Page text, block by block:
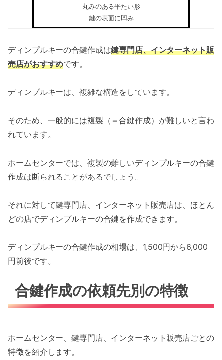
丸みのある平たい形
鍵の表面に凹み
ディンプルキーの合鍵作成は鍵専門店、インターネット販
売店がおすすめです。
ディンプルキーは、複雑な構造をしています。
そのため、一般的には複製（＝合鍵作成）が難しいと言わ
れています。
ホームセンターでは、複製の難しいディンプルキーの合鍵
作成は断られることがあるでしょう。
それに対して鍵専門店、インターネット販売店は、ほとん
どの店でディンプルキーの合鍵を作成できます。
ディンプルキーの合鍵作成の相場は、1,500円から6,000
円前後です。
合鍵作成の依頼先別の特徴
ホームセンター、鍵専門店、インターネット販売店ごとの
特徴を紹介します。